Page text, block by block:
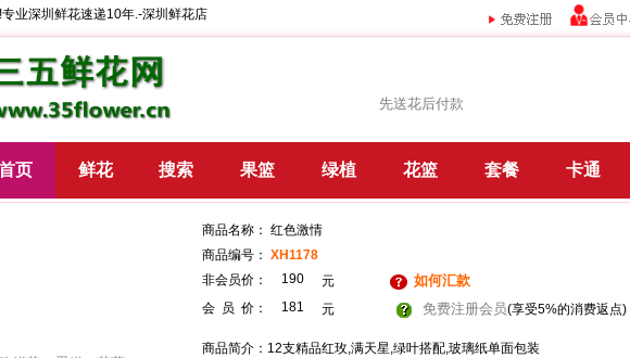
业深圳鲜花速递10年.-深圳鲜花店
先送花后付款
页 鲜花 搜索 果篮 绿植 花篮 套餐 卡通
商品名称： 红色激情
商品编号： XH1178
非会员价：
190 元 如何汇款
会 员 价： 181 元 免费注册会员(享受5%的消费返点)
商品简介：12支精品红玫,满天星,绿叶搭配,玻璃纸单面包装